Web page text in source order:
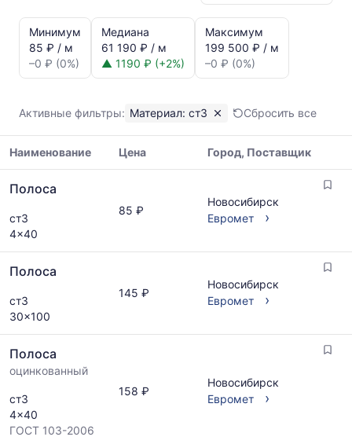
динамика
цен:
Полоса
Показаны
минимальная,
медианная
и
максимальная
цена
данным
прайс-
за
последний
месяц.
по
актуальным
и
обновляется
по
Минимум
85 ₽ / м
–0 ₽ (0%)
Медиана
61 190 ₽ / м
▲ 1190 ₽ (+2%)
Максимум
199 500 ₽ / м
–0 ₽ (0%)
Активные фильтры: Материал: ст3 Сбросить все
цен
металлопрокат
указанием
ГОСТ,
поставщиков
по
запросу
Наименование Цена Город, Поставщик
Полоса
ст3
4x40
85 ₽
Новосибирск
Евромет
›
Полоса
ст3
30x100
145 ₽
Новосибирск
Евромет
›
Полоса
оцинкованный
ст3
4x40
ГОСТ 103-2006
158 ₽
Новосибирск
Евромет
›